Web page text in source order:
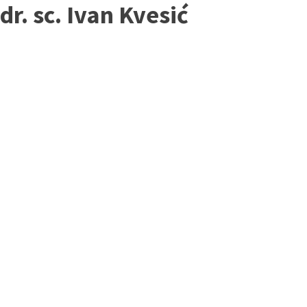
dr. sc. Ivan Kvesić